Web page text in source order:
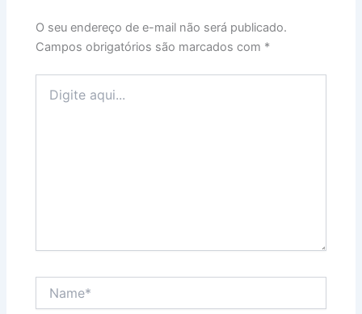
O seu endereço de e-mail não será publicado.
Campos obrigatórios são marcados com *
aqui...